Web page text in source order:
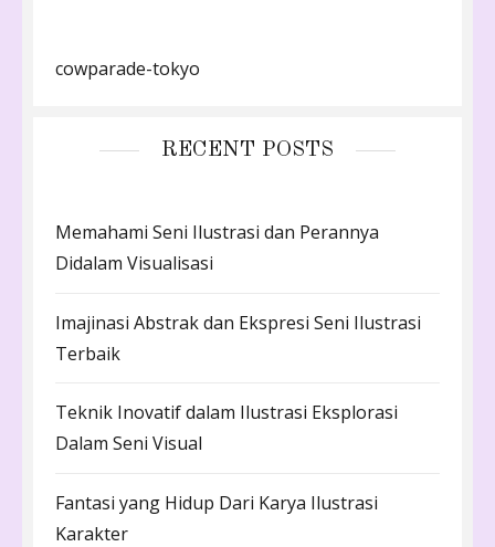
cowparade-tokyo
RECENT POSTS
Memahami Seni Ilustrasi dan Perannya
Didalam Visualisasi
Imajinasi Abstrak dan Ekspresi Seni Ilustrasi
Terbaik
Teknik Inovatif dalam Ilustrasi Eksplorasi
Dalam Seni Visual
Fantasi yang Hidup Dari Karya Ilustrasi
Karakter